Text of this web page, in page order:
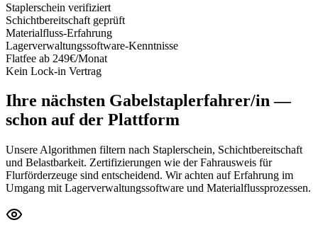
Staplerschein verifiziert
Schichtbereitschaft geprüft
Materialfluss-Erfahrung
Lagerverwaltungssoftware-Kenntnisse
Flatfee ab 249€/Monat
Kein Lock-in Vertrag
Ihre nächsten Gabelstaplerfahrer/in—
schon auf der Plattform
Unsere Algorithmen filtern nach Staplerschein, Schichtbereitschaft
und Belastbarkeit. Zertifizierungen wie der Fahrausweis für
Flurförderzeuge sind entscheidend. Wir achten auf Erfahrung im
Umgang mit Lagerverwaltungssoftware und Materialflussprozessen.